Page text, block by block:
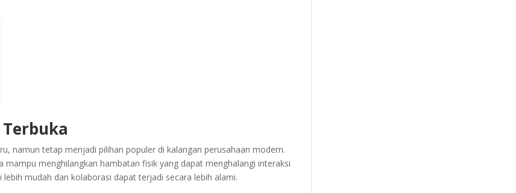
namun tetap menjadi pilihan populer di kalangan perusahaan modern.
menghilangkan hambatan fisik yang dapat menghalangi interaksi
mudah dan kolaborasi dapat terjadi secara lebih alami.